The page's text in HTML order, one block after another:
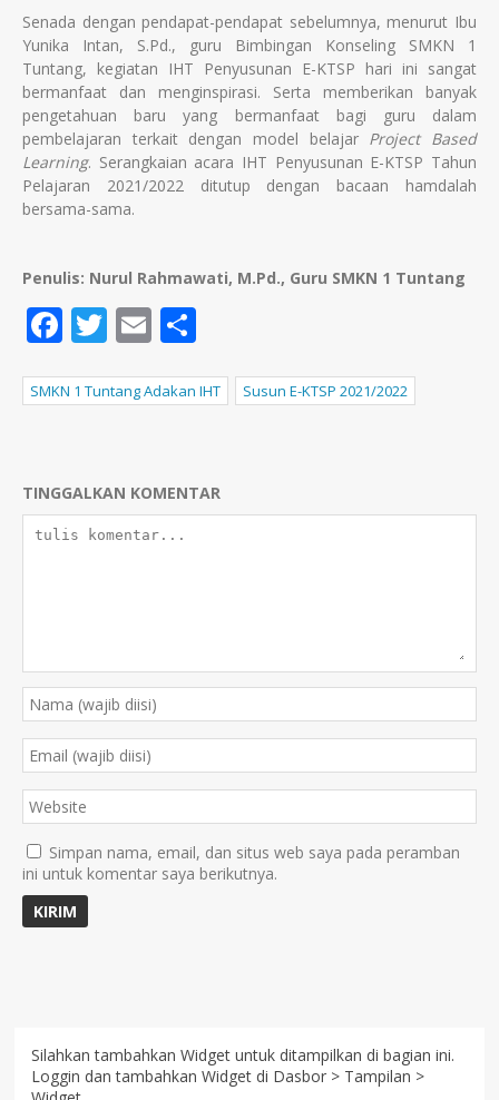
Senada dengan pendapat-pendapat sebelumnya, menurut Ibu
Yunika Intan, S.Pd., guru Bimbingan Konseling SMKN 1
Tuntang, kegiatan IHT Penyusunan E-KTSP hari ini sangat
bermanfaat dan menginspirasi. Serta memberikan banyak
pengetahuan baru yang bermanfaat bagi guru dalam
pembelajaran terkait dengan model belajar Project Based
Learning. Serangkaian acara IHT Penyusunan E-KTSP Tahun
Pelajaran 2021/2022 ditutup dengan bacaan hamdalah
bersama-sama.
Penulis: Nurul Rahmawati, M.Pd., Guru SMKN 1 Tuntang
Facebook
Twitter
Email
SMKN 1 Tuntang Adakan IHT Susun E-KTSP 2021/2022
TINGGALKAN KOMENTAR
Simpan nama, email, dan situs web saya pada peramban
ini untuk komentar saya berikutnya.
Silahkan tambahkan Widget untuk ditampilkan di bagian ini.
Loggin dan tambahkan Widget di Dasbor > Tampilan >